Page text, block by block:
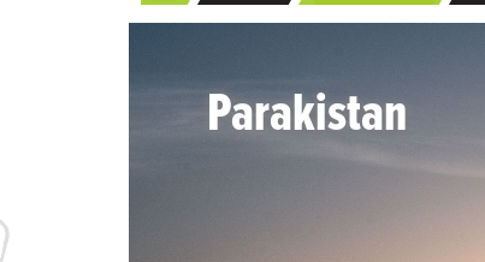
Parakistan